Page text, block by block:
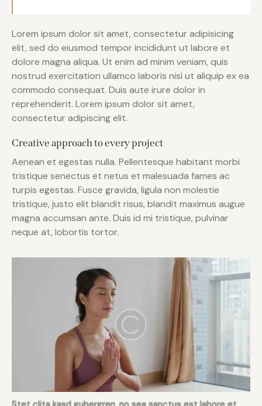
Lorem ipsum dolor sit amet, consectetur adipisicing
elit, sed do eiusmod tempor incididunt ut labore et
dolore magna aliqua. Ut enim ad minim veniam, quis
nostrud exercitation ullamco laboris nisi ut aliquip ex ea
commodo consequat. Duis aute irure dolor in
reprehenderit. Lorem ipsum dolor sit amet,
consectetur adipiscing elit.
Creative approach to every project
Aenean et egestas nulla. Pellentesque habitant morbi
tristique senectus et netus et malesuada fames ac
turpis egestas. Fusce gravida, ligula non molestie
tristique, justo elit blandit risus, blandit maximus augue
magna accumsan ante. Duis id mi tristique, pulvinar
neque at, lobortis tortor.